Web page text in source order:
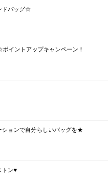
ドバッグ☆
イントアップキャンペーン！
ションで自分らしいバッグを★
トン♥